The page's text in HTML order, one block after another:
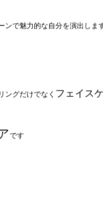
ンで魅力的な自分を演出します
ングだけでなく フェイス
です